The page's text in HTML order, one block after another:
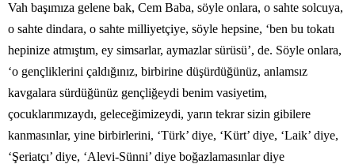
Vah başımıza gelene bak, Cem Baba, söyle onlara, o sahte solcuya,
o sahte dindara, o sahte milliyetçiye, söyle hepsine, ‘ben bu tokatı
hepinize atmıştım, ey simsarlar, aymazlar sürüsü’, de. Söyle onlara,
‘o gençliklerini çaldığınız, birbirine düşürdüğünüz, anlamsız
kavgalara sürdüğünüz gençliğeydi benim vasiyetim,
çocuklarımızaydı, geleceğimizeydi, yarın tekrar sizin gibilere
kanmasınlar, yine birbirlerini, ‘Türk’ diye, ‘Kürt’ diye, ‘Laik’ diye,
‘Şeriatçı’ diye, ‘Alevi-Sünni’ diye boğazlamasınlar diye